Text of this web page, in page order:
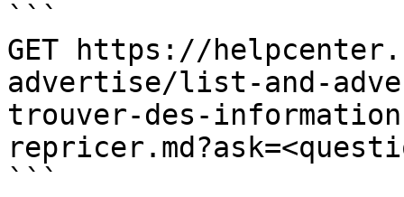
```
GET https://
advertise/list-and-
trouver-des-
```